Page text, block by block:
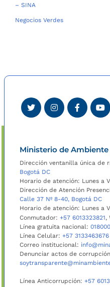
– SINA
Negocios Verdes
Ministerio de
Dirección ventanilla única de
Bogotá DC
Horario de atención: Lunes a
Dirección de Atención
Calle 37 Nº 8-40, Bogotá DC
Horario de atención: Lunes a
Conmutador: +57 6013323821,
Línea gratuita nacional:
Línea Celular: +57 3133463676
Correo institucional:
Denunciar actos de
Línea Anticorrupción: +57